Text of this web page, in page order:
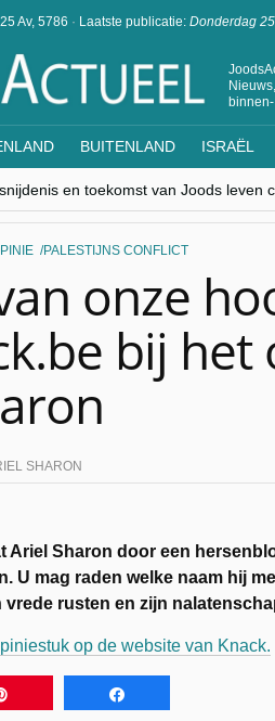
25 Av, 5786 · Laatste publicatie: Donderdag
BUITENLAND ISRAËL
en toekomst van Joods leven
toont hoe moeilijk seculiere
– Boekarest: de verrassing
Jood in België op de
PALESTIJNS CONFLICT
onze
bij
SHARON
Ariel Sharon door een
U mag raden welke naam hij
vrede rusten en zijn
op de website van Knack.